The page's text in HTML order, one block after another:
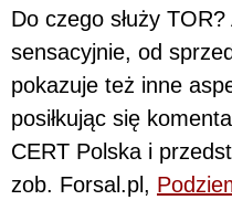
Do czego służy
sensacyjnie, od
pokazuje też inne
posiłkując się
CERT Polska i
zob. Forsal.pl,